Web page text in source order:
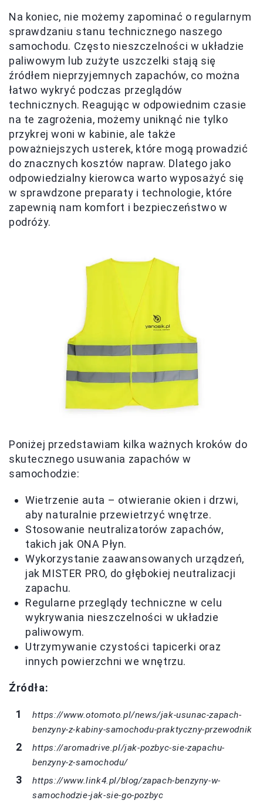
Na koniec, nie możemy zapominać o regularnym
sprawdzaniu stanu technicznego naszego
samochodu. Często nieszczelności w układzie
paliwowym lub zużyte uszczelki stają się
źródłem nieprzyjemnych zapachów, co można
łatwo wykryć podczas przeglądów
technicznych. Reagując w odpowiednim czasie
na te zagrożenia, możemy uniknąć nie tylko
przykrej woni w kabinie, ale także
poważniejszych usterek, które mogą prowadzić
do znacznych kosztów napraw. Dlatego jako
odpowiedzialny kierowca warto wyposażyć się
w sprawdzone preparaty i technologie, które
zapewnią nam komfort i bezpieczeństwo w
podróży.
Poniżej przedstawiam kilka ważnych kroków do
skutecznego usuwania zapachów w
samochodzie:
Wietrzenie auta – otwieranie okien i drzwi,
aby naturalnie przewietrzyć wnętrze.
Stosowanie neutralizatorów zapachów,
takich jak ONA Płyn.
Wykorzystanie zaawansowanych urządzeń,
jak MISTER PRO, do głębokiej neutralizacji
zapachu.
Regularne przeglądy techniczne w celu
wykrywania nieszczelności w układzie
paliwowym.
Utrzymywanie czystości tapicerki oraz
innych powierzchni we wnętrzu.
Źródła:
https://www.otomoto.pl/news/jak-usunac-zapach-
benzyny-z-kabiny-samochodu-praktyczny-przewodnik
https://aromadrive.pl/jak-pozbyc-sie-zapachu-
benzyny-z-samochodu/
https://www.link4.pl/blog/zapach-benzyny-w-
samochodzie-jak-sie-go-pozbyc